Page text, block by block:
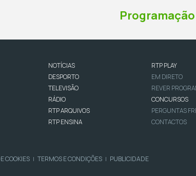
Programação
NOTÍCIAS
DESPORTO
TELEVISÃO
RÁDIO
RTP ARQUIVOS
RTP ENSINA
RTP PLAY
EM DIRETO
REVER
CONCURSOS
PERGUNTAS
CONTACTOS
COOKIES | TERMOS E CONDIÇÕES | PUBLICIDADE